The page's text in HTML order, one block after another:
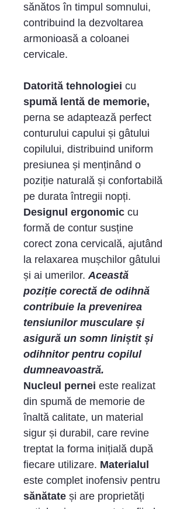
sănătos în timpul somnului,
contribuind la dezvoltarea
armonioasă a coloanei
cervicale.
Datorită tehnologiei cu
spumă lentă de memorie,
perna se adaptează perfect
conturului capului și gâtului
copilului, distribuind uniform
presiunea și menținând o
poziție naturală și confortabilă
pe durata întregii nopți.
Designul ergonomic cu
formă de contur susține
corect zona cervicală, ajutând
la relaxarea mușchilor gâtului
și ai umerilor. Această
poziție corectă de odihnă
contribuie la prevenirea
tensiunilor musculare și
asigură un somn liniștit și
odihnitor pentru copilul
dumneavoastră.
Nucleul pernei este realizat
din spumă de memorie de
înaltă calitate, un material
sigur și durabil, care revine
treptat la forma inițială după
fiecare utilizare. Materialul
este complet inofensiv pentru
sănătate și are proprietăți